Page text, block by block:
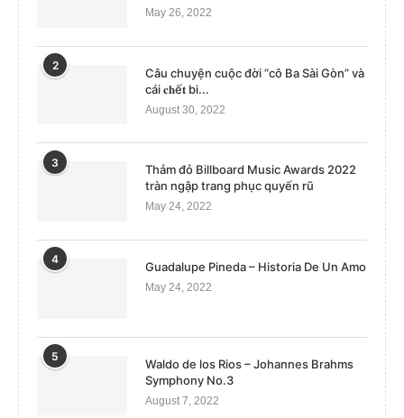
May 26, 2022
2
Câu chuyện cuộc đời “cô Ba Sài Gòn” và
cái 𝐜𝐡ế𝐭 bi...
August 30, 2022
3
Thảm đỏ Billboard Music Awards 2022
tràn ngập trang phục quyến rũ
May 24, 2022
4
Guadalupe Pineda – Historia De Un Amo
May 24, 2022
5
Waldo de los Rios – Johannes Brahms
Symphony No.3
August 7, 2022